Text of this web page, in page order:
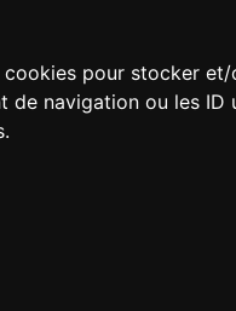
pour stocker
navigation ou les